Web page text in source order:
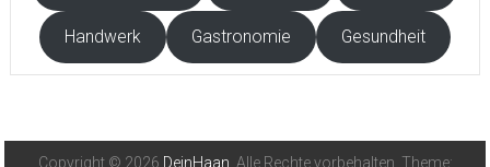
Handwerk Gastronomie Gesundheit
Copyright © 2026 DeinHaan . Alle Rechte vorbehalten. Theme: